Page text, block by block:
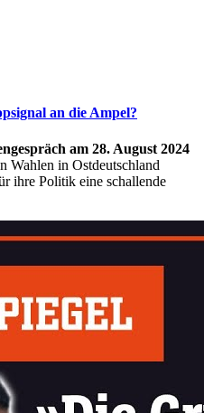
an die Ampel?
am 28. August 2024
Wahlen in Ostdeutschland
ihre Politik eine schallende